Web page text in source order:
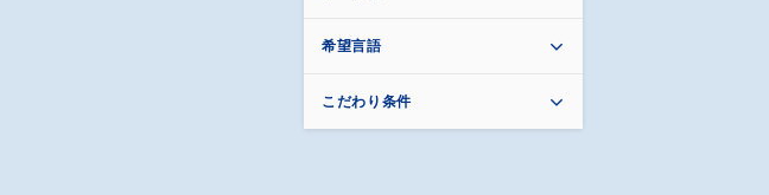
希望言語
こだわり条件